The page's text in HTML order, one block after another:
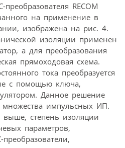
RECOM
на применение в
изображена на рис. 4.
изоляции применен
а для преобразования
прямоходовая схема.
тока преобразуется
с помощью ключа,
Данное решение
импульсных ИП.
выше, степень изоляции
параметров,